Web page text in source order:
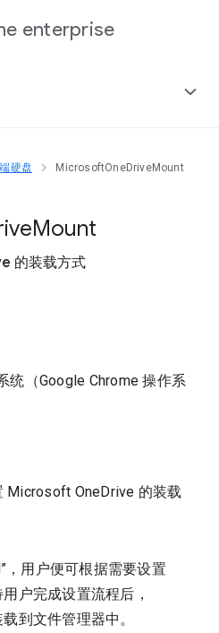
enterprise
硬盘 MicrosoftOneDriveMount
Mount
的装载方式
统（Google Chrome 操作系
Microsoft OneDrive 的装载
，用户便可根据需要设置
户完成设置流程后，
到文件管理器中。